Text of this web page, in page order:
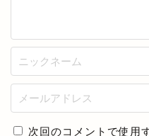
次回のコメントで使用